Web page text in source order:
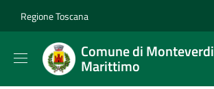
Regione Toscana
Comune di Monteverdi
Marittimo